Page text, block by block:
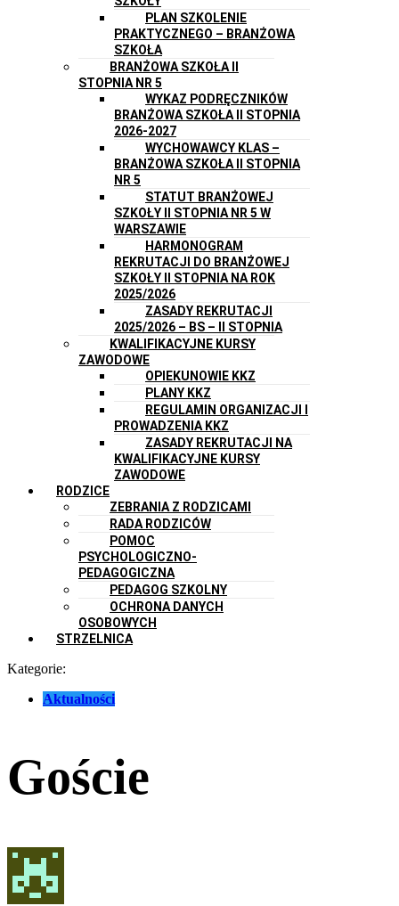
PLAN SZKOLENIE
PRAKTYCZNEGO – BRANŻOWA
SZKOŁA
BRANŻOWA SZKOŁA II
STOPNIA NR 5
WYKAZ PODRĘCZNIKÓW
BRANŻOWA SZKOŁA II STOPNIA
2026-2027
WYCHOWAWCY KLAS –
BRANŻOWA SZKOŁA II STOPNIA
NR 5
STATUT BRANŻOWEJ
SZKOŁY II STOPNIA NR 5 W
WARSZAWIE
HARMONOGRAM
REKRUTACJI DO BRANŻOWEJ
SZKOŁY II STOPNIA NA ROK
2025/2026
ZASADY REKRUTACJI
2025/2026 – BS – II STOPNIA
KWALIFIKACYJNE KURSY
ZAWODOWE
OPIEKUNOWIE KKZ
PLANY KKZ
REGULAMIN ORGANIZACJI I
PROWADZENIA KKZ
ZASADY REKRUTACJI NA
KWALIFIKACYJNE KURSY
ZAWODOWE
RODZICE
ZEBRANIA Z RODZICAMI
RADA RODZICÓW
POMOC
PSYCHOLOGICZNO-
PEDAGOGICZNA
PEDAGOG SZKOLNY
OCHRONA DANYCH
OSOBOWYCH
STRZELNICA
Kategorie:
Aktualności
Goście